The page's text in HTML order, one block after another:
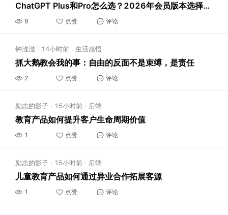
ChatGPT Plus和Pro怎么选？2026年会员版本选择指南
8 点赞 评论
钟濋濋 · 14小时前 · 生活感悟
抓大鹅教会我的事：自由的反面不是束缚，是责任
2 点赞 评论
励志的影子 · 15小时前 · 后端
教育产品如何提升客户生命周期价值
1 点赞 评论
励志的影子 · 15小时前 · 后端
儿童教育产品如何通过异业合作拓展客源
1 点赞 评论